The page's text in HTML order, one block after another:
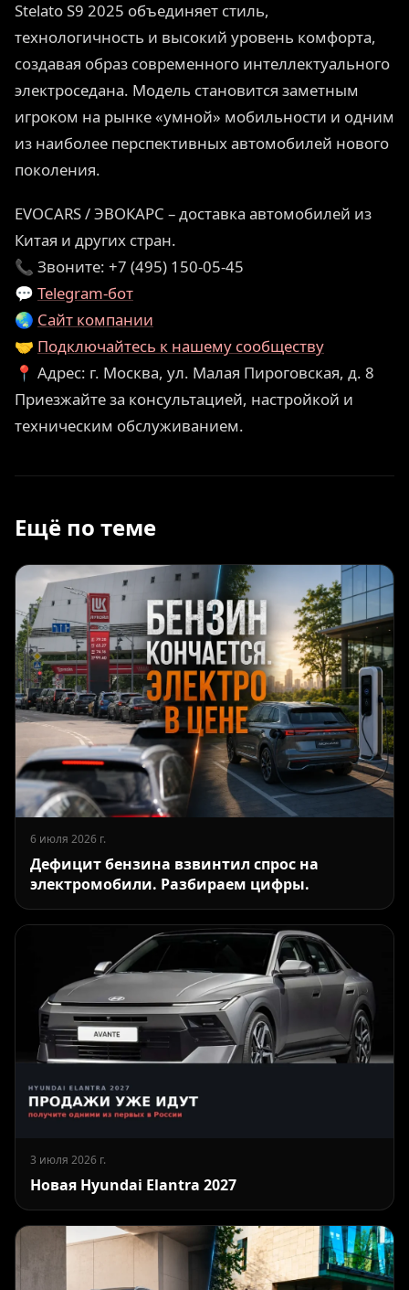
Stelato S9 2025 объединяет стиль,
технологичность и высокий уровень комфорта,
создавая образ современного интеллектуального
электроседана. Модель становится заметным
игроком на рынке «умной» мобильности и одним
из наиболее перспективных автомобилей нового
поколения.
EVOCARS / ЭВОКАРС – доставка автомобилей из
Китая и других стран.
📞 Звоните: +7 (495) 150-05-45
💬 Telegram-бот
🌏 Сайт компании
🤝 Подключайтесь к нашему сообществу
📍 Адрес: г. Москва, ул. Малая Пироговская, д. 8
Приезжайте за консультацией, настройкой и
техническим обслуживанием.
Ещё по теме
6 июля 2026 г.
Дефицит бензина взвинтил спрос на
электромобили. Разбираем цифры.
3 июля 2026 г.
Новая Hyundai Elantra 2027